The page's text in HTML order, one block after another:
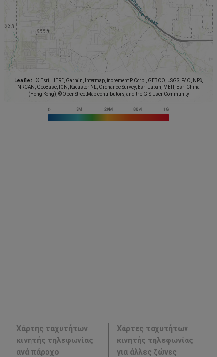
Leaflet
© Esri, HERE, Garmin, Intermap, increment P Corp., GEBCO, USGS, FAO, NPS,
NRCAN, GeoBase, IGN, Kadaster NL, Ordnance Survey, Esri Japan, METI, Esri China
(Hong Kong), © OpenStreetMap contributors, and the GIS User Community
Χάρτης ταχυτήτων
κινητής τηλεφωνίας
ανά πάροχο
Χάρτες ταχυτήτων
κινητής τηλεφωνίας
για άλλες ζώνες